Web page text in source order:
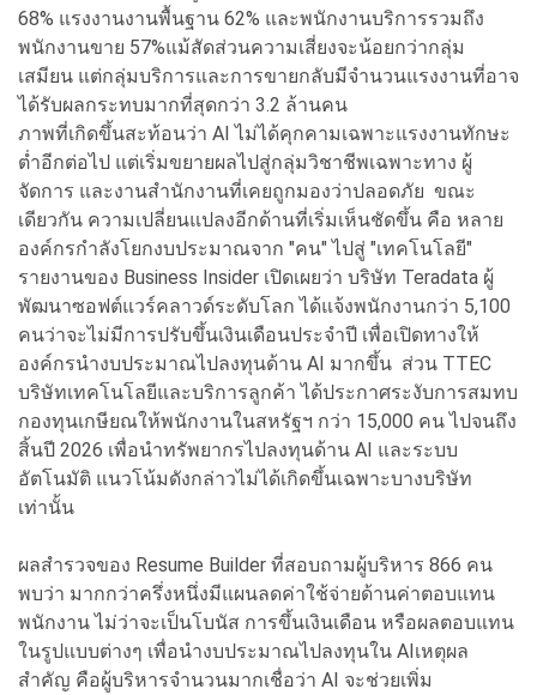
68% แรงงานงานพื้นฐาน 62% และพนักงานบริการรวมถึง
พนักงานขาย 57%แม้สัดส่วนความเสี่ยงจะน้อยกว่ากลุ่ม
เสมียน แต่กลุ่มบริการและการขายกลับมีจำนวนแรงงานที่อาจ
ได้รับผลกระทบมากที่สุดกว่า 3.2 ล้านคน
ภาพที่เกิดขึ้นสะท้อนว่า AI ไม่ได้คุกคามเฉพาะแรงงานทักษะ
ต่ำอีกต่อไป แต่เริ่มขยายผลไปสู่กลุ่มวิชาชีพเฉพาะทาง ผู้
จัดการ และงานสำนักงานที่เคยถูกมองว่าปลอดภัย ขณะ
เดียวกัน ความเปลี่ยนแปลงอีกด้านที่เริ่มเห็นชัดขึ้น คือ หลาย
องค์กรกำลังโยกงบประมาณจาก "คน" ไปสู่ "เทคโนโลยี"
รายงานของ Business Insider เปิดเผยว่า บริษัท Teradata ผู้
พัฒนาซอฟต์แวร์คลาวด์ระดับโลก ได้แจ้งพนักงานกว่า 5,100
คนว่าจะไม่มีการปรับขึ้นเงินเดือนประจำปี เพื่อเปิดทางให้
องค์กรนำงบประมาณไปลงทุนด้าน AI มากขึ้น ส่วน TTEC
บริษัทเทคโนโลยีและบริการลูกค้า ได้ประกาศระงับการสมทบ
กองทุนเกษียณให้พนักงานในสหรัฐฯ กว่า 15,000 คน ไปจนถึง
สิ้นปี 2026 เพื่อนำทรัพยากรไปลงทุนด้าน AI และระบบ
อัตโนมัติ แนวโน้มดังกล่าวไม่ได้เกิดขึ้นเฉพาะบางบริษัท
เท่านั้น
ผลสำรวจของ Resume Builder ที่สอบถามผู้บริหาร 866 คน
พบว่า มากกว่าครึ่งหนึ่งมีแผนลดค่าใช้จ่ายด้านค่าตอบแทน
พนักงาน ไม่ว่าจะเป็นโบนัส การขึ้นเงินเดือน หรือผลตอบแทน
ในรูปแบบต่างๆ เพื่อนำงบประมาณไปลงทุนใน AIเหตุผล
สำคัญ คือผู้บริหารจำนวนมากเชื่อว่า AI จะช่วยเพิ่ม